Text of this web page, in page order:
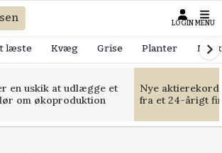
LOGIN MENU
læste Kvæg Grise Planter
en uskik at udlægge et
om økoproduktion
Nye
fra et 24-årigt